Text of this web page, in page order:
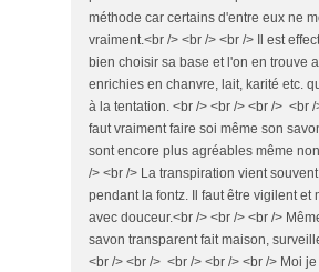
méthode car certains d'entre eux ne
vraiment.<br /> <br /> <br /> Il est
bien choisir sa base et l'on en trouve
enrichies en chanvre, lait, karité etc.
à la tentation. <br /> <br /> <br /> <br /
faut vraiment faire soi même son
sont encore plus agréables même
/> <br /> La transpiration vient
pendant la fontz. Il faut être vigilent et
avec douceur.<br /> <br /> <br />
savon transparent fait maison,
<br /> <br /> <br /> <br /> <br /> Moi